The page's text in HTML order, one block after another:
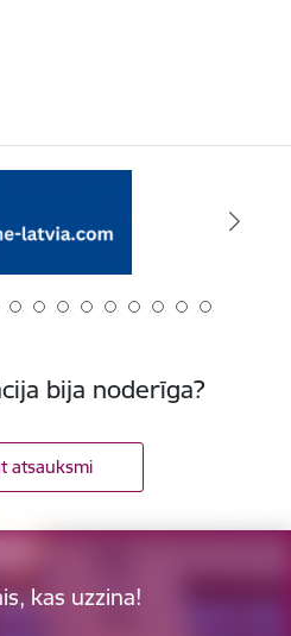
bija noderīga?
atsauksmi
kas uzzina!